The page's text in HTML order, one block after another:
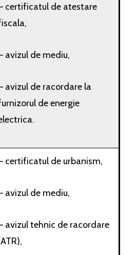
certificatul de atestare
avizul de mediu,
avizul de racordare la
de energie
certificatul de urbanism,
avizul de mediu,
avizul tehnic de racordare